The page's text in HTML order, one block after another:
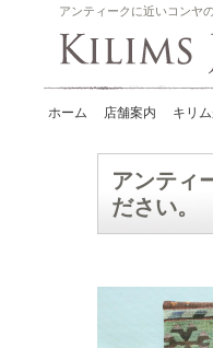
アンティークに近いコンヤ
ホーム 店舗案内 キリ
アンティ
ださい。